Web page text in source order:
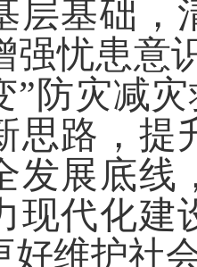
层基础 ，
强忧患意
”防灾减
思路 ， 提
发展底线
现代化建
好维护社